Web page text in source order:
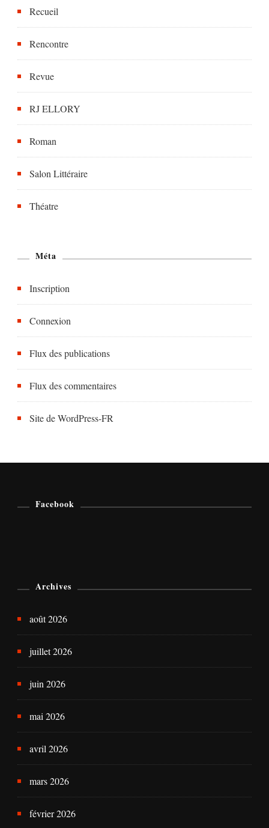
Recueil
Rencontre
Revue
RJ ELLORY
Roman
Salon Littéraire
Théatre
Méta
Inscription
Connexion
Flux des publications
Flux des commentaires
Site de WordPress-FR
Facebook
Archives
août 2026
juillet 2026
juin 2026
mai 2026
avril 2026
mars 2026
février 2026